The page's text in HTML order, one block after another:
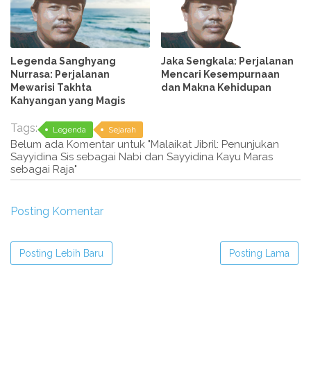
Legenda Sanghyang
Nurrasa: Perjalanan
Mewarisi Takhta
Kahyangan yang Magis
Jaka Sengkala: Perjalanan
Mencari Kesempurnaan
dan Makna Kehidupan
Tags: Legenda Sejarah
Belum ada Komentar untuk "Malaikat Jibril: Penunjukan
Sayyidina Sis sebagai Nabi dan Sayyidina Kayu Maras
sebagai Raja"
Posting Komentar
Posting Lebih Baru Posting Lama